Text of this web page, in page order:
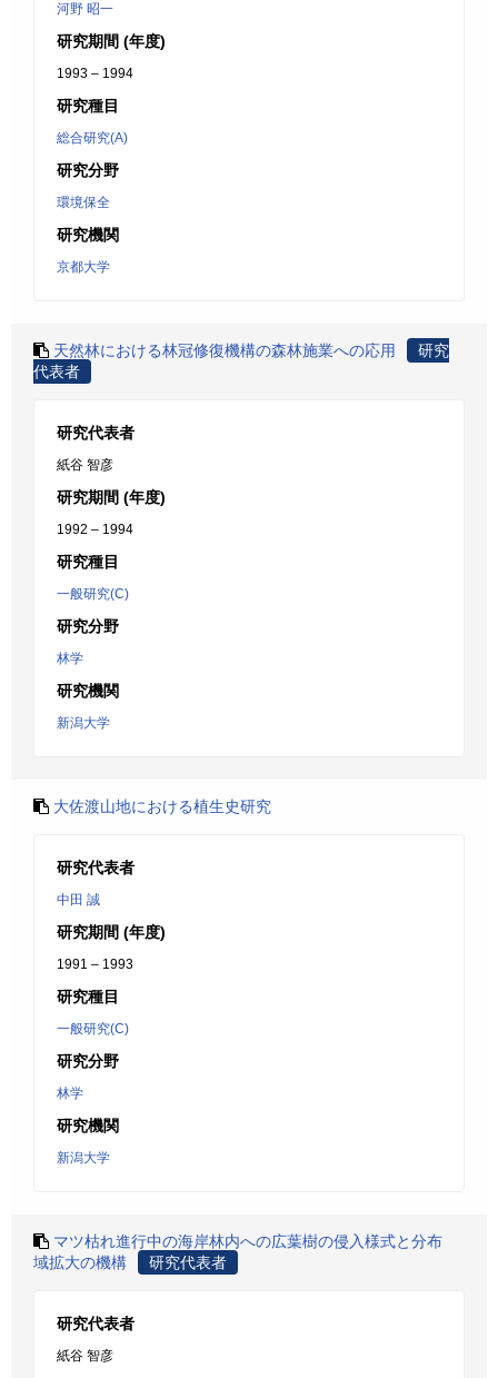
河野 昭一
研究期間 (年度)
1993 – 1994
研究種目
総合研究(A)
研究分野
環境保全
研究機関
京都大学
天然林における林冠修復機構の森林施業への応用
研究
代表者
研究代表者
紙谷 智彦
研究期間 (年度)
1992 – 1994
研究種目
一般研究(C)
研究分野
林学
研究機関
新潟大学
大佐渡山地における植生史研究
研究代表者
中田 誠
研究期間 (年度)
1991 – 1993
研究種目
一般研究(C)
研究分野
林学
研究機関
新潟大学
マツ枯れ進行中の海岸林内への広葉樹の侵入様式と分布
域拡大の機構
研究代表者
研究代表者
紙谷 智彦